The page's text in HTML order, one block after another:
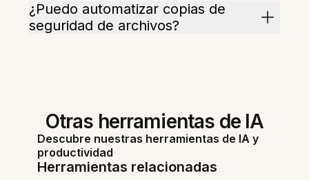
¿Puedo automatizar copias de
seguridad de archivos?
Otras herramientas de IA
Descubre nuestras herramientas de IA y
productividad
Herramientas relacionadas